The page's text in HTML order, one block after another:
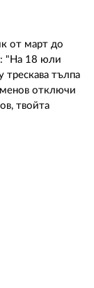
от март до
"На 18 юли
трескава тълпа
отключи
твойта